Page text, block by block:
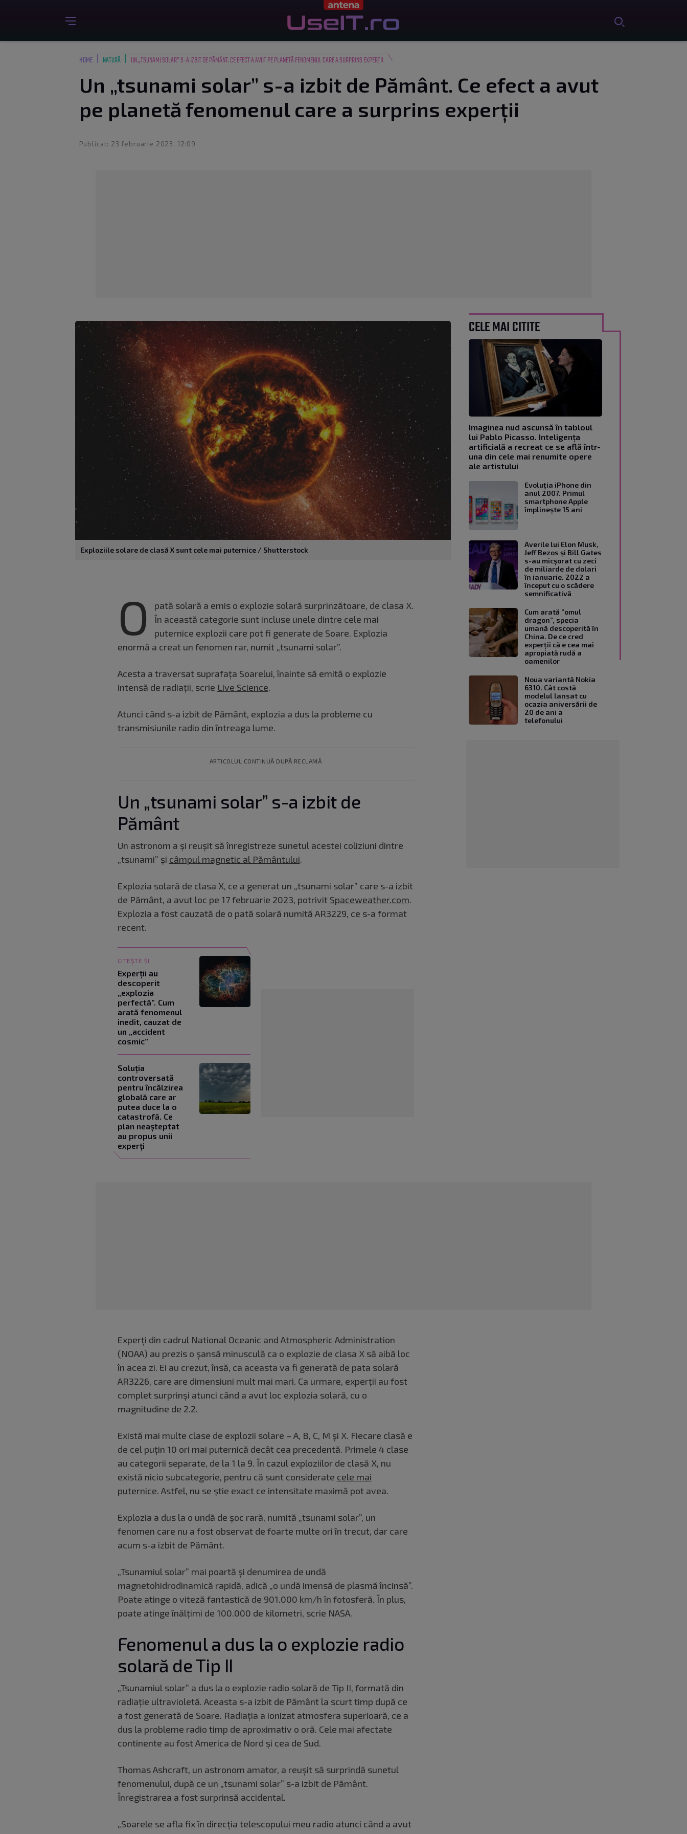
HOME NATURĂ UN „TSUNAMI SOLAR” S-A IZBIT DE PĂMÂNT. CE EFECT A AVUT PE PLANETĂ FENOMENUL CARE A SURPRINS EXPERȚII
Un „tsunami solar” s-a izbit de Pământ. Ce efect a avut
pe planetă fenomenul care a surprins experții
Publicat: 23 februarie 2023, 12:09
Exploziile solare de clasă X sunt cele mai puternice / Shutterstock
CELE MAI CITITE
Imaginea nud ascunsă în tabloul
lui Pablo Picasso. Inteligența
artificială a recreat ce se află într-
una din cele mai renumite opere
ale artistului
Evoluția iPhone din
anul 2007. Primul
smartphone Apple
împlinește 15 ani
Averile lui Elon Musk,
Jeff Bezos și Bill Gates
s-au micșorat cu zeci
de miliarde de dolari
în ianuarie. 2022 a
început cu o scădere
semnificativă
Cum arată ”omul
dragon”, specia
umană descoperită în
China. De ce cred
experții că e cea mai
apropiată rudă a
oamenilor
Noua variantă Nokia
6310. Cât costă
modelul lansat cu
ocazia aniversării de
20 de ani a
telefonului
O
pată solară a emis o explozie solară surprinzătoare, de clasa X.
În această categorie sunt incluse unele dintre cele mai
puternice explozii care pot fi generate de Soare. Explozia
enormă a creat un fenomen rar, numit „tsunami solar”.
Acesta a traversat suprafața Soarelui, înainte să emită o explozie
intensă de radiații, scrie Live Science.
Atunci când s-a izbit de Pământ, explozia a dus la probleme cu
transmisiunile radio din întreaga lume.
ARTICOLUL CONTINUĂ DUPĂ RECLAMĂ
Un „tsunami solar” s-a izbit de
Pământ
Un astronom a și reușit să înregistreze sunetul acestei coliziuni dintre
„tsunami” și câmpul magnetic al Pământului.
Explozia solară de clasa X, ce a generat un „tsunami solar” care s-a izbit
de Pământ, a avut loc pe 17 februarie 2023, potrivit Spaceweather.com.
Explozia a fost cauzată de o pată solară numită AR3229, ce s-a format
recent.
CITEȘTE ȘI
Experții au
descoperit
„explozia
perfectă”. Cum
arată fenomenul
inedit, cauzat de
un „accident
cosmic”
Soluția
controversată
pentru încălzirea
globală care ar
putea duce la o
catastrofă. Ce
plan neașteptat
au propus unii
experți
Experți din cadrul National Oceanic and Atmospheric Administration
(NOAA) au prezis o șansă minusculă ca o explozie de clasa X să aibă loc
în acea zi. Ei au crezut, însă, ca aceasta va fi generată de pata solară
AR3226, care are dimensiuni mult mai mari. Ca urmare, experții au fost
complet surprinși atunci când a avut loc explozia solară, cu o
magnitudine de 2.2.
Există mai multe clase de explozii solare – A, B, C, M și X. Fiecare clasă e
de cel puțin 10 ori mai puternică decât cea precedentă. Primele 4 clase
au categorii separate, de la 1 la 9. În cazul exploziilor de clasă X, nu
există nicio subcategorie, pentru că sunt considerate cele mai
puternice. Astfel, nu se știe exact ce intensitate maximă pot avea.
Explozia a dus la o undă de șoc rară, numită „tsunami solar”, un
fenomen care nu a fost observat de foarte multe ori în trecut, dar care
acum s-a izbit de Pământ.
„Tsunamiul solar” mai poartă și denumirea de undă
magnetohidrodinamică rapidă, adică „o undă imensă de plasmă încinsă”.
Poate atinge o viteză fantastică de 901.000 km/h în fotosferă. În plus,
poate atinge înălțimi de 100.000 de kilometri, scrie NASA.
Fenomenul a dus la o explozie radio
solară de Tip II
„Tsunamiul solar” a dus la o explozie radio solară de Tip II, formată din
radiație ultravioletă. Aceasta s-a izbit de Pământ la scurt timp după ce
a fost generată de Soare. Radiația a ionizat atmosfera superioară, ce a
dus la probleme radio timp de aproximativ o oră. Cele mai afectate
continente au fost America de Nord și cea de Sud.
Thomas Ashcraft, un astronom amator, a reușit să surprindă sunetul
fenomenului, după ce un „tsunami solar” s-a izbit de Pământ.
Înregistrarea a fost surprinsă accidental.
„Soarele se afla fix în direcția telescopului meu radio atunci când a avut